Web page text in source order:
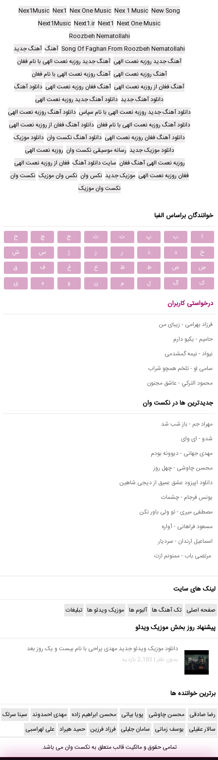
New Song
Nex 1 Music
Nex One Music
Nex1
Nex1Music
Next One Music
Next1
Next1.ir
Next1Music
Roozbeh Nematollahi
Song Of Faghan From Roozbeh Nematollahi آهنگ آهنگ جدید
آهنگ جدید روزبه نعمت الهی آهنگ جدید روزبه نعمت الهی با نام فغان
آهنگ روزبه نعمت الهی آهنگ روزبه نعمت الهی با نام فغان
آهنگ فغان از روزبه نعمت الهی آهنگ فغان روزبه نعمت الهی دانلود آهنگ
دانلود آهنگ جدید دانلود آهنگ جدید روزبه نعمت الهی
دانلود آهنگ جدید روزبه نعمت الهی با نام سپاس دانلود آهنگ روزبه نعمت الهی
دانلود آهنگ روزبه نعمت الهی با نام فغان دانلود آهنگ فغان از روزبه نعمت الهی
دانلود آهنگ فغان روزبه نعمت الهی دانلود آهنگ نکست وان دانلود موزیک
دانلود موزیک جدید رسانه موسیقی نکست وان روزبه نعمت الهی
روزبه نعمت الهی آهنگ فغان سایت دانلود آهنگ فغان از روزبه نعمت الهی
فغان روزبه نعمت الهی موزیک جدید نکس وان نکس وان موزیک نکست وان
نکست وان موزیک
خوانندگان براساس الفبا
ا ب پ ت ث ج چ
ح
خ
د ذ ر ز ژ س
ش
ص
ض ط ظ ع غ ف
ق
ک
گ ل م ن و ه ی
درخواستی کاربران
فرزاد بهرامی - زیبای من
حامیم - یکیو دارم
نیواد - نیمه گمشدمی
سامی لو - تلخم همچو شراب
محمود التركي - عاشق مجنون
جدیدترین ها در نکست وان
مهراد جم - باز شب شد
شدو - ای وای
مهدی جهانی - دیوونه بودم
محسن چاوشی - چهل روز
دانلود اپیزود عشق عمیق از دیجی شاهین
یونس فرجام - چشمات
مصطفی میری - تو ولی باور نکن
مسعود فراهانی - آواره
اسماعیل ارندان - سردیار
مرتضی باب - ممنونم ازت
لینک های سایت
صفحه اصلی تک آهنگ ها آلبوم ها موزیک ویدئو ها تبلیغات
پیشنهاد روز بخش موزیک ویدئو
دانلود موزیک ویدئو جدید مهدی یراحی با نام بیست و یک روز بعد
بدون نظر | 2,183 بازدید
برترین خواننده ها
رضا صادقی محسن چاوشی پویا بیاتی محسن ابراهیم زاده مهدی احمدوند سینا سرلک
سالار عقیلی یوسف زمانی سامان جلیلی فرزاد فرزین حمید هیراد علی لهراسبی
تمامی حقوق و مالکیت قالب متعلق بهنکست وانمی باشد.